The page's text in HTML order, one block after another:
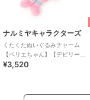
ナルミヤキャラクターズ
くたくたぬいぐるみチャーム
【ベリエちゃん】【デビリー
ちゃん】【ブルーベリエちゃ
¥3,520